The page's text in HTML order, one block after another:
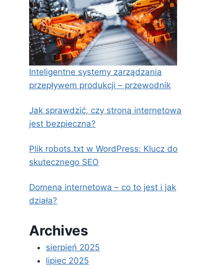
Inteligentne systemy zarządzania
przepływem produkcji – przewodnik
Jak sprawdzić, czy strona internetowa
jest bezpieczna?
Plik robots.txt w WordPress: Klucz do
skutecznego SEO
Domena internetowa – co to jest i jak
działa?
Archives
sierpień 2025
lipiec 2025